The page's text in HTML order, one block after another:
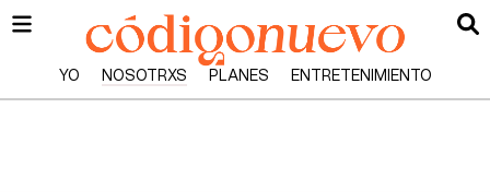
YO NOSOTRXS PLANES ENTRETENIMIENTO